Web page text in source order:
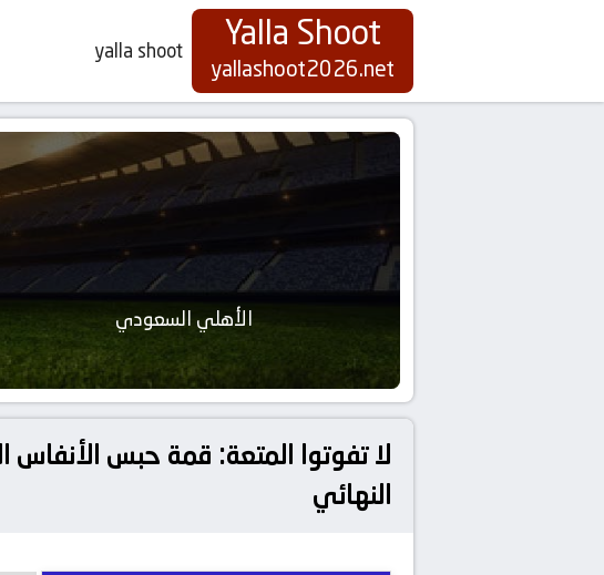
Yalla Shoot
yallashoot2026.net
yalla shoot
الأهلي السعودي
لا تفوتوا المتعة: قمة حبس الأنفاس
النهائي